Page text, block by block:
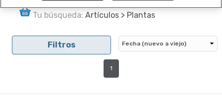
Tu búsqueda: Artículos > Plantas
Filtros
1